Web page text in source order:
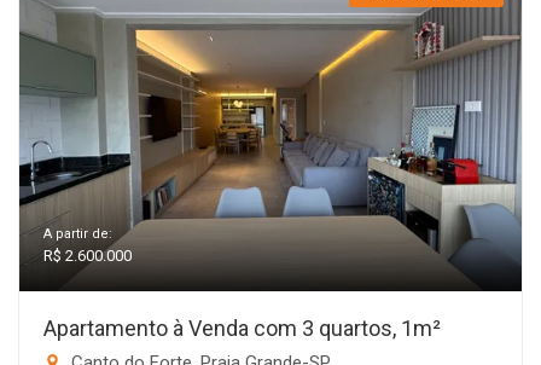
A partir de:
R$ 2.600.000
Apartamento à Venda com 3 quartos, 1m²